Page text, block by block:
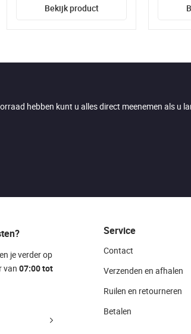
Bekijk product
hebben kunt u alles direct meenemen als u
je verder op
van 07:00 tot
Service
Contact
Verzenden en afhalen
Ruilen en retourneren
Betalen